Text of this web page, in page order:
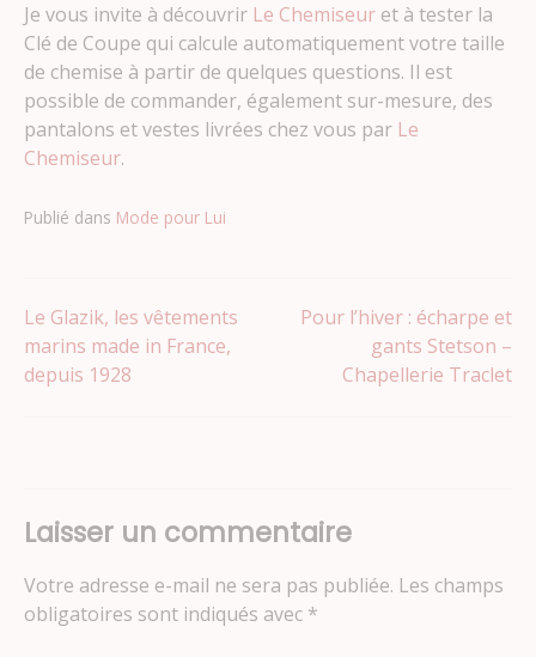
Je vous invite à découvrir Le Chemiseur et à tester la
Clé de Coupe qui calcule automatiquement votre taille
de chemise à partir de quelques questions. Il est
possible de commander, également sur-mesure, des
pantalons et vestes livrées chez vous par Le
Chemiseur.
Publié dans Mode pour Lui
Navigation
de
Le Glazik, les vêtements
marins made in France,
depuis 1928
Pour l’hiver : écharpe et
gants Stetson –
Chapellerie Traclet
Laisser un commentaire
Votre adresse e-mail ne sera pas publiée. Les champs
obligatoires sont indiqués avec *